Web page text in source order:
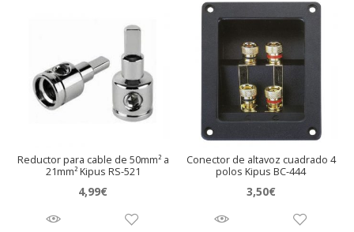
Reductor para cable de 50mm² a
21mm² Kipus RS-521
4,99€
Conector de altavoz cuadrado 4
polos Kipus BC-444
3,50€